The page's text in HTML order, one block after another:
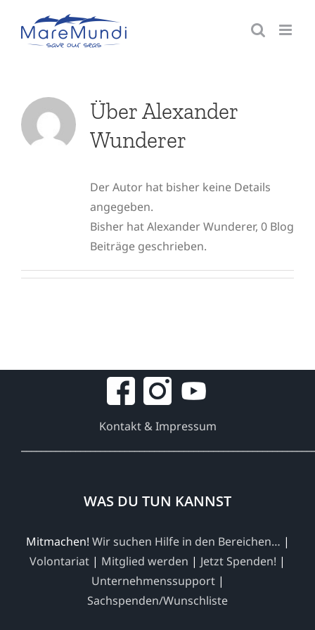
Inhalt
springen
ÜberAlexander
Wunderer
Der Autor hat bisher keine Details
angegeben.
Bisher hat Alexander Wunderer, 0 Blog
Beiträge geschrieben.
Kontakt & Impressum
WAS DU TUN KANNST
Mitmachen! Wir suchen Hilfe in den Bereichen… |
Volontariat | Mitglied werden | Jetzt Spenden! |
Unternehmenssupport|
Sachspenden/Wunschliste